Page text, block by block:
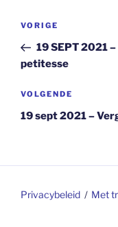
Berichtnavigatie
Vorig
bericht
VORIGE
19 SEPT 2021
petitesse
Volgend
bericht
VOLGENDE
19 sept 2021 –
Privacybeleid Met